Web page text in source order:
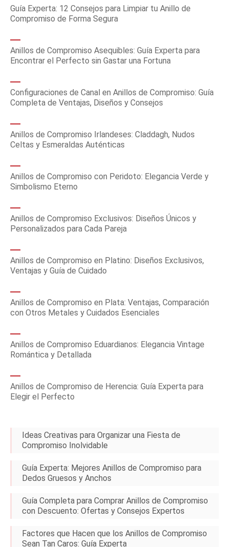
Guía Experta: 12 Consejos para Limpiar tu Anillo de
Compromiso de Forma Segura
Anillos de Compromiso Asequibles: Guía Experta para
Encontrar el Perfecto sin Gastar una Fortuna
Configuraciones de Canal en Anillos de Compromiso: Guía
Completa de Ventajas, Diseños y Consejos
Anillos de Compromiso Irlandeses: Claddagh, Nudos
Celtas y Esmeraldas Auténticas
Anillos de Compromiso con Peridoto: Elegancia Verde y
Simbolismo Eterno
Anillos de Compromiso Exclusivos: Diseños Únicos y
Personalizados para Cada Pareja
Anillos de Compromiso en Platino: Diseños Exclusivos,
Ventajas y Guía de Cuidado
Anillos de Compromiso en Plata: Ventajas, Comparación
con Otros Metales y Cuidados Esenciales
Anillos de Compromiso Eduardianos: Elegancia Vintage
Romántica y Detallada
Anillos de Compromiso de Herencia: Guía Experta para
Elegir el Perfecto
Ideas Creativas para Organizar una Fiesta de
Compromiso Inolvidable
Guía Experta: Mejores Anillos de Compromiso para
Dedos Gruesos y Anchos
Guía Completa para Comprar Anillos de Compromiso
con Descuento: Ofertas y Consejos Expertos
Factores que Hacen que los Anillos de Compromiso
Sean Tan Caros: Guía Experta